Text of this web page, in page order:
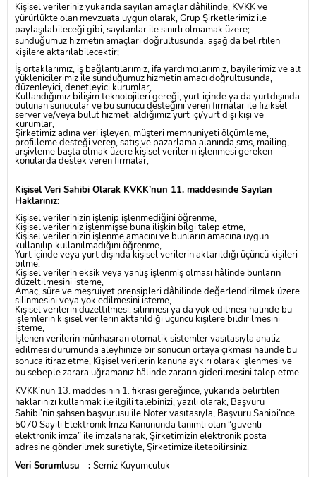
Kişisel verileriniz yukarıda sayılan amaçlar dâhilinde, KVKK ve
yürürlükte olan mevzuata uygun olarak, Grup Şirketlerimiz ile
paylaşılabileceği gibi, sayılanlar ile sınırlı olmamak üzere;
sunduğumuz hizmetin amaçları doğrultusunda, aşağıda belirtilen
kişilere aktarılabilecektir;
İş ortaklarımız, iş bağlantılarımız, ifa yardımcılarımız, bayilerimiz ve alt
yüklenicilerimiz ile sunduğumuz hizmetin amacı doğrultusunda,
düzenleyici, denetleyici kurumlar,
Kullandığımız bilişim teknolojileri gereği, yurt içinde ya da yurtdışında
bulunan sunucular ve bu sunucu desteğini veren firmalar ile fiziksel
server ve/veya bulut hizmeti aldığımız yurt içi/yurt dışı kişi ve
kurumlar,
Şirketimiz adına veri işleyen, müşteri memnuniyeti ölçümleme,
profilleme desteği veren, satış ve pazarlama alanında sms, mailing,
arşivleme başta olmak üzere kişisel verilerin işlenmesi gereken
konularda destek veren firmalar,
Kişisel Veri Sahibi Olarak KVKK’nun 11. maddesinde Sayılan
Haklarınız:
Kişisel verilerinizin işlenip işlenmediğini öğrenme,
Kişisel verileriniz işlenmişse buna ilişkin bilgi talep etme,
Kişisel verilerinizin işlenme amacını ve bunların amacına uygun
kullanılıp kullanılmadığını öğrenme,
Yurt içinde veya yurt dışında kişisel verilerin aktarıldığı üçüncü kişileri
bilme,
Kişisel verilerin eksik veya yanlış işlenmiş olması hâlinde bunların
düzeltilmesini isteme,
Amaç, süre ve meşruiyet prensipleri dâhilinde değerlendirilmek üzere
silinmesini veya yok edilmesini isteme,
Kişisel verilerin düzeltilmesi, silinmesi ya da yok edilmesi halinde bu
işlemlerin kişisel verilerin aktarıldığı üçüncü kişilere bildirilmesini
isteme,
İşlenen verilerin münhasıran otomatik sistemler vasıtasıyla analiz
edilmesi durumunda aleyhinize bir sonucun ortaya çıkması halinde bu
sonuca itiraz etme, Kişisel verilerin kanuna aykırı olarak işlenmesi ve
bu sebeple zarara uğramanız hâlinde zararın giderilmesini talep etme.
KVKK’nun 13. maddesinin 1. fıkrası gereğince, yukarıda belirtilen
haklarınızı kullanmak ile ilgili talebinizi, yazılı olarak, Başvuru
Sahibi’nin şahsen başvurusu ile Noter vasıtasıyla, Başvuru Sahibi’nce
5070 Sayılı Elektronik İmza Kanununda tanımlı olan “güvenli
elektronik imza” ile imzalanarak, Şirketimizin elektronik posta
adresine gönderilmek suretiyle, Şirketimize iletebilirsiniz.
Veri Sorumlusu : Semiz Kuyumculuk